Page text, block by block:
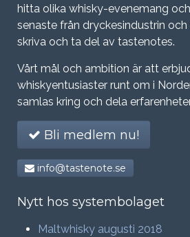
hitta olika whisky-evenemang
senaste från dryckesindustrin
skriva och ta del av tastenotes.
Vårt mål och ambition är att
whiskyentusiaster runt om i
samlas kring och dela
Bli medlem nu!
info@tastenote.se
Nytt hos systembolaget
Maltwhisky augusti 2018